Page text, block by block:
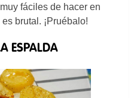
fáciles de hacer en
brutal. ¡Pruébalo!
ESPALDA